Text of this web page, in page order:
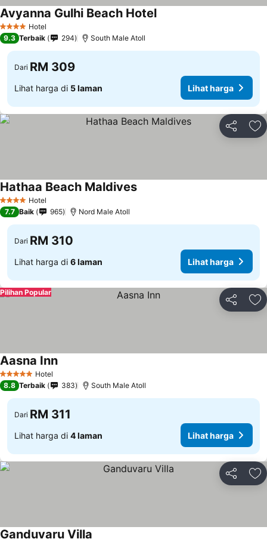
4 BintangHotel
Avyanna Gulhi Beach HotelLihat harga
9.3 Terbaik 294 South Male Atoll
Dari RM 309
Lihat harga di 5 laman Lihat harga
Kongsi
4 BintangHotel
Hathaa Beach MaldivesLihat harga
7.7 Baik 965 Nord Male Atoll
Dari RM 310
Lihat harga di 6 laman Lihat harga
Kongsi
Pilihan Popular
5 Bintang Hotel
Aasna InnLihat harga
8.8 Terbaik 383 South Male Atoll
Dari RM 311
Lihat harga di 4 laman Lihat harga
Kongsi
Ganduvaru Villa